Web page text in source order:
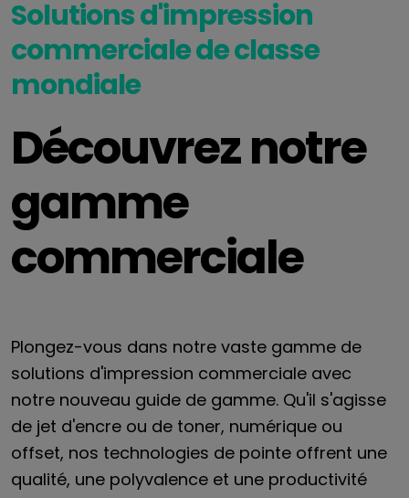
Solutions d'impression
commerciale de classe
mondiale
Découvrez notre
gamme
commerciale
Plongez-vous dans notre vaste gamme de
solutions d'impression commerciale avec
notre nouveau guide de gamme. Qu'il s'agisse
de jet d'encre ou de toner, numérique ou
offset, nos technologies de pointe offrent une
qualité, une polyvalence et une productivité